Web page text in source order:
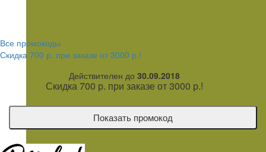
Все промокоды
Скидка 700 р. при заказе от 3000 р.!
Действителен до 30.09.2018
Скидка 700 р. при заказе от 3000 р.!
Показать промокод